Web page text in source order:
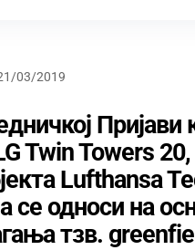
03/2019
Пријави
Twin Towers
Lufthansa
се односи на
тзв.